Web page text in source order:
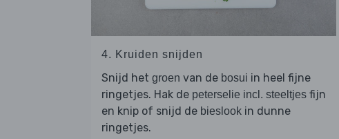
4. Kruiden snijden
Snijd het groen van de bosui in heel fijne
ringetjes. Hak de peterselie incl. steeltjes fijn
en knip of snijd de bieslook in dunne
ringetjes.